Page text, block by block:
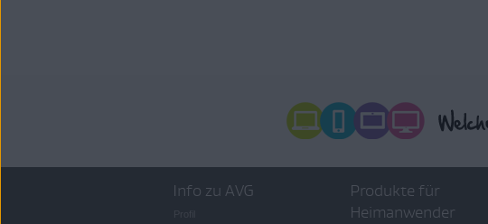
Info zu AVG
Produkte für
Heimanwender